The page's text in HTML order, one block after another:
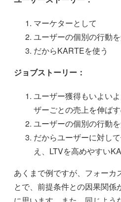
マーケターとして
ユーザーの個別の行動
だからKARTEを使う
ジョブストーリー：
ユーザー獲得もいよい
ザーごとの売上を伸ば
ユーザーの個別の行動
だからユーザーに対し
え、LTVを高めやすい
あくまで例ですが、フォーカ
とで、前提条件との因果関係